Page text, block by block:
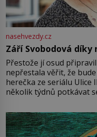
nasehvezdy.cz
Září Svobodová díky
Přestože jí osud
nepřestala věřit, že bude znovu
herečka ze seriálu Ulice
několik týdnů potkávat